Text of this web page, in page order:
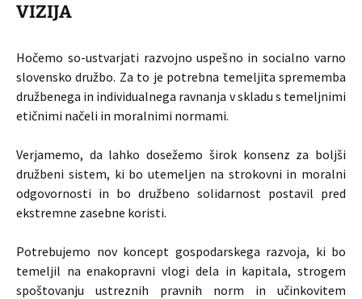
VIZIJA
Hočemo so-ustvarjati razvojno uspešno in socialno varno
slovensko družbo. Za to je potrebna temeljita sprememba
družbenega in individualnega ravnanja v skladu s temeljnimi
etičnimi načeli in moralnimi normami.
Verjamemo, da lahko dosežemo širok konsenz za boljši
družbeni sistem, ki bo utemeljen na strokovni in moralni
odgovornosti in bo družbeno solidarnost postavil pred
ekstremne zasebne koristi.
Potrebujemo nov koncept gospodarskega razvoja, ki bo
temeljil na enakopravni vlogi dela in kapitala, strogem
spoštovanju ustreznih pravnih norm in učinkovitem